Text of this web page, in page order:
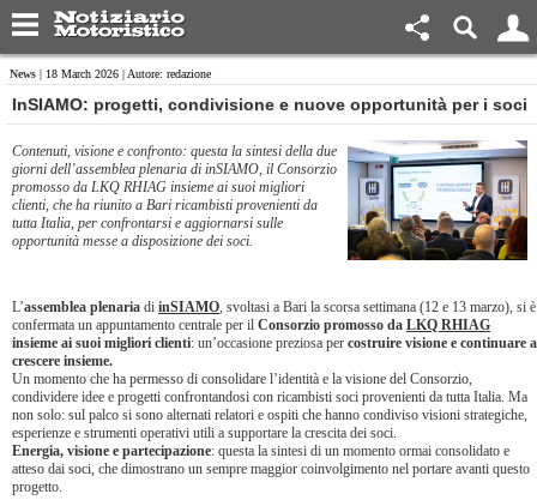
News | 18 March 2026 | Autore: redazione
InSIAMO: progetti, condivisione e nuove opportunità per i soci
Contenuti, visione e confronto: questa la sintesi della due
giorni dell’assemblea plenaria di inSIAMO, il Consorzio
promosso da LKQ RHIAG insieme ai suoi migliori
clienti, che ha riunito a Bari ricambisti provenienti da
tutta Italia, per confrontarsi e aggiornarsi sulle
opportunità messe a disposizione dei soci.
L’assemblea plenaria di inSIAMO, svoltasi a Bari la scorsa settimana (12 e 13 marzo), si è
confermata un appuntamento centrale per il Consorzio promosso da LKQ RHIAG
insieme ai suoi migliori clienti: un’occasione preziosa per costruire visione e continuare a
crescere insieme.
Un momento che ha permesso di consolidare l’identità e la visione del Consorzio,
condividere idee e progetti confrontandosi con ricambisti soci provenienti da tutta Italia. Ma
non solo: sul palco si sono alternati relatori e ospiti che hanno condiviso visioni strategiche,
esperienze e strumenti operativi utili a supportare la crescita dei soci.
Energia, visione e partecipazione: questa la sintesi di un momento ormai consolidato e
atteso dai soci, che dimostrano un sempre maggior coinvolgimento nel portare avanti questo
progetto.